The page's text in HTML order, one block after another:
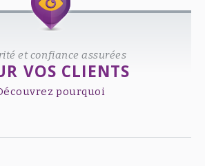
et confiance assurées
VOS CLIENTS
pourquoi